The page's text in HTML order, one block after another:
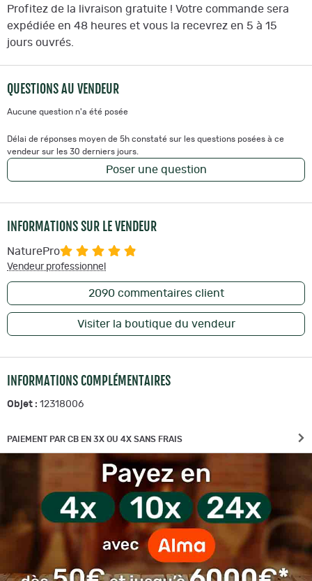
Profitez de la livraison gratuite ! Votre commande sera
expédiée en 48 heures et vous la recevrez en 5 à 15
jours ouvrés.
QUESTIONS AU VENDEUR
Aucune question n'a été posée
Délai de réponses moyen de 5h constaté sur les questions posées à ce
vendeur sur les 30 derniers jours.
Poser une question
INFORMATIONS SUR LE VENDEUR
NaturePro
Vendeur professionnel
2090commentaires client
Visiter la boutique du vendeur
INFORMATIONS COMPLÉMENTAIRES
Objet : 12318006
PAIEMENT PAR CB EN 3X OU 4X SANS FRAIS